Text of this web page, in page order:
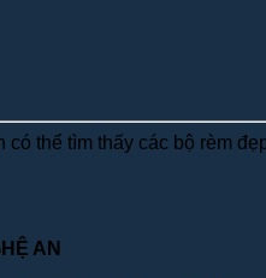
thể tìm thấy các bộ rèm
AN